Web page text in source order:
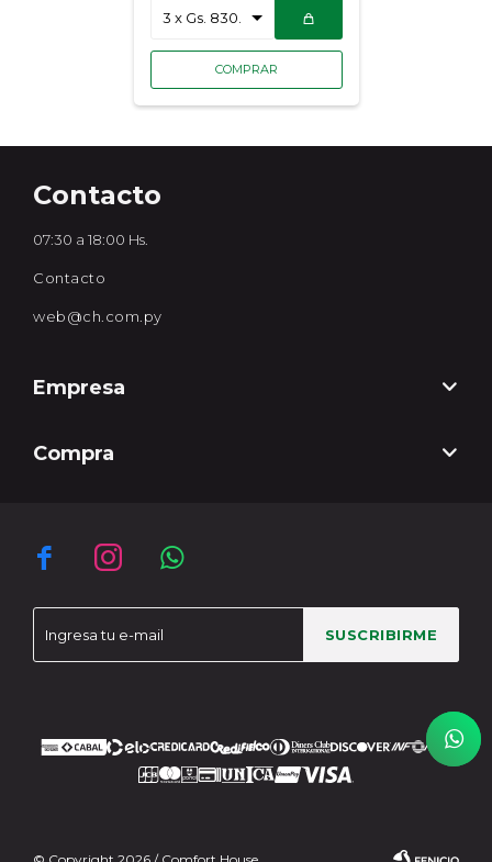
  
SUSCRIBIRME
Contacto
07:30 a 18:00 Hs.
Contacto
web@ch.com.py
Empresa
Compra